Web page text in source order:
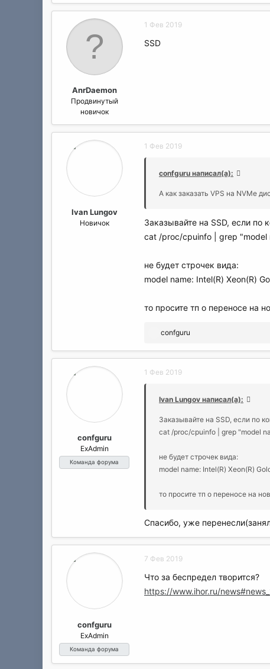
AnrDaemon
Продвинутый
новичок
1 Фев 2019
SSD
Ivan Lungov
Новичок
1 Фев 2019
confguru написал(а):
А как заказать VPS на NVMe
Заказывайте на SSD, если по
cat /proc/cpuinfo | grep "model
не будет строчек вида:
model name: Intel(R) Xeon(R)
то просите тп о переносе на
Р
а
ц
и
:
confguru
confguru
ExAdmin
Команда форума
1 Фев 2019
Ivan Lungov написал(а):
Заказывайте на SSD, если по
cat /proc/cpuinfo | grep "model
не будет строчек вида:
model name: Intel(R) Xeon(R)
то просите тп о переносе на
Спасибо, уже
confguru
ExAdmin
Команда форума
7 Фев 2019
Что за беспредел творится?
https://www.ihor.ru/